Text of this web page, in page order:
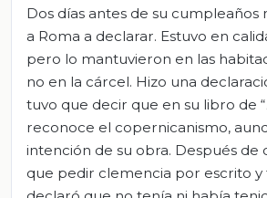
Dos días antes de su cumpleaños
a Roma a declarar. Estuvo en
pero lo mantuvieron en las
no en la cárcel. Hizo una
tuvo que decir que en su libro de “
reconoce el copernicanismo,
intención de su obra. Después de
que pedir clemencia por escrito